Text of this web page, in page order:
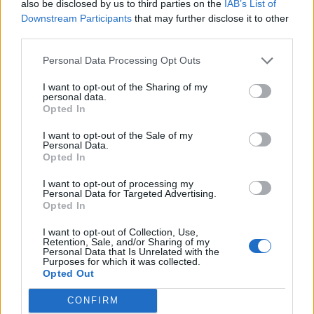
also be disclosed by us to third parties on the IAB’s List of
Downstream Participants that may further disclose it to other
Personal Data Processing Opt Outs
I want to opt-out of the Sharing of my
personal data.
Opted In
I want to opt-out of the Sale of my
Personal Data.
Opted In
I want to opt-out of processing my
Personal Data for Targeted Advertising.
Opted In
I want to opt-out of Collection, Use,
Retention, Sale, and/or Sharing of my
Personal Data that Is Unrelated with the
Purposes for which it was collected.
Opted Out
CONFIRM